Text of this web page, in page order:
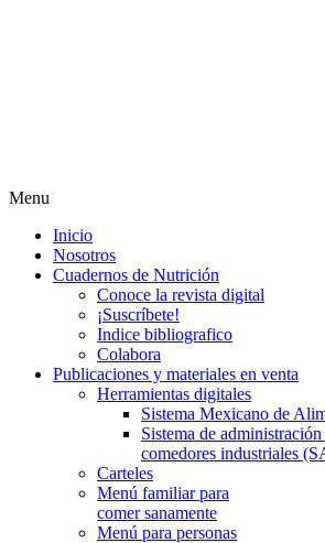
Menu
Inicio
Nosotros
Cuadernos de Nutrición
Conoce la revista digital
¡Suscríbete!
Indice bibliografico
Colabora
Publicaciones y materiales en venta
Herramientas digitales
Sistema Mexicano de
Sistema de administración
comedores industriales
Carteles
Menú familiar para
comer sanamente
Menú para personas